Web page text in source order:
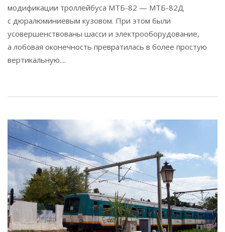
модификации троллейбуса МТБ-82 — МТБ-82Д
с дюралюминиевым кузовом. При этом были
усовершенствованы шасси и электрооборудование,
а лобовая оконечность превратилась в более простую
вертикальную....